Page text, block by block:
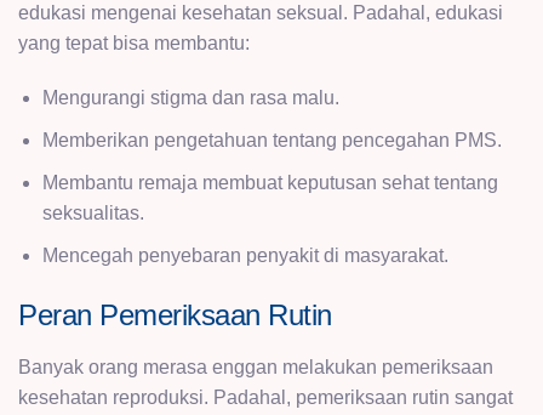
edukasi mengenai kesehatan seksual. Padahal, edukasi
yang tepat bisa membantu:
Mengurangi stigma dan rasa malu.
Memberikan pengetahuan tentang pencegahan PMS.
Membantu remaja membuat keputusan sehat tentang
seksualitas.
Mencegah penyebaran penyakit di masyarakat.
Peran Pemeriksaan Rutin
Banyak orang merasa enggan melakukan pemeriksaan
kesehatan reproduksi. Padahal, pemeriksaan rutin sangat